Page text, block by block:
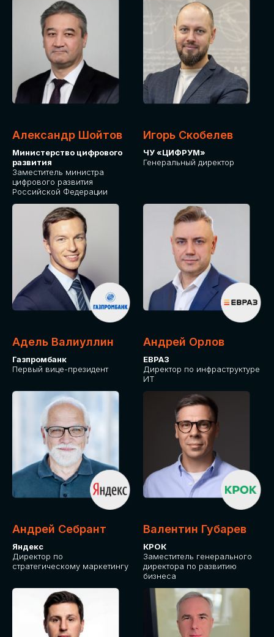
Александр Шойтов
Министерство цифрового
развития
Заместитель министра
цифрового развития
Российской Федерации
Игорь Скобелев
ЧУ «ЦИФРУМ»
Генеральный директор
Адель Валиуллин
Газпромбанк
Первый вице-президент
Андрей Орлов
ЕВРАЗ
Директор по инфраструктуре
ИТ
Андрей Себрант
Яндекс
Директор по
стратегическому маркетингу
Валентин Губарев
КРОК
Заместитель генерального
директора по развитию
бизнеса